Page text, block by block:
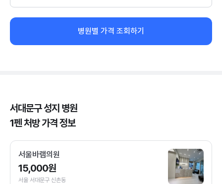
병원별 가격 조회하기
서대문구 성지 병원
1펜 처방 가격 정보
서울바램의원
15,000원
서울 서대문구 신촌동